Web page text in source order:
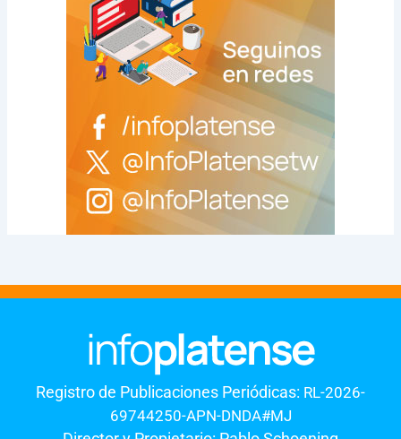
Registro de Publicaciones Periódicas: RL-2026-
69744250-APN-DNDA#MJ